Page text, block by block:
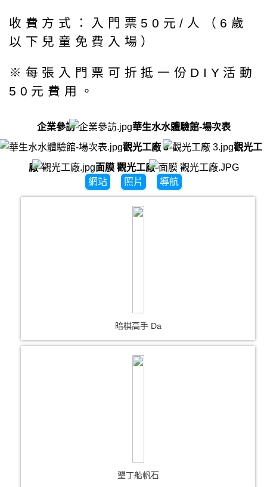
收費方式：入門票50元/人（6歲
以下兒童免費入場）
※每張入門票可折抵一份DIY活動
50元費用。
企業參訪
華生水水體驗館-場次表
觀光工廠 3
觀光工
廠
面膜 觀光工廠
網站
照片 導航
暗棋高手 Da
墾丁船帆石